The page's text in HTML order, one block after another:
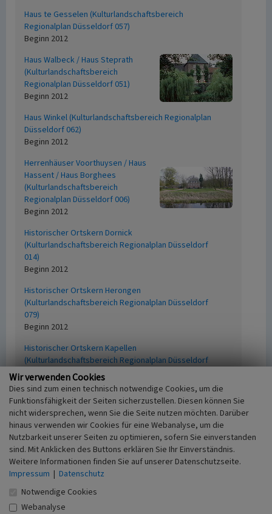
Haus te Gesselen (Kulturlandschaftsbereich
Regionalplan Düsseldorf 057)
Beginn 2012
Haus Walbeck / Haus Steprath
(Kulturlandschaftsbereich
Regionalplan Düsseldorf 051)
Beginn 2012
Haus Winkel (Kulturlandschaftsbereich Regionalplan
Düsseldorf 062)
Beginn 2012
Herrenhäuser Voorthuysen / Haus
Hassent / Haus Borghees
(Kulturlandschaftsbereich
Regionalplan Düsseldorf 006)
Beginn 2012
Historischer Ortskern Dornick
(Kulturlandschaftsbereich Regionalplan Düsseldorf
014)
Beginn 2012
Historischer Ortskern Herongen
(Kulturlandschaftsbereich Regionalplan Düsseldorf
079)
Beginn 2012
Historischer Ortskern Kapellen
(Kulturlandschaftsbereich Regionalplan Düsseldorf
061)
Beginn 2012
Historischer Ortskern Kellen
(Kulturlandschaftsbereich Regionalplan Düsseldorf
034)
Beginn 2012
Historischer Ortskern Straelen
(Kulturlandschaftsbereich Regionalplan Düsseldorf
054)
Beginn 2012
Wir verwenden Cookies
Dies sind zum einen technisch notwendige Cookies, um die
Funktionsfähigkeit der Seiten sicherzustellen. Diesen können Sie
nicht widersprechen, wenn Sie die Seite nutzen möchten. Darüber
hinaus verwenden wir Cookies für eine Webanalyse, um die
Nutzbarkeit unserer Seiten zu optimieren, sofern Sie einverstanden
sind. Mit Anklicken des Buttons erklären Sie Ihr Einverständnis.
Weitere Informationen finden Sie auf unserer Datenschutzseite.
Impressum | Datenschutz
Notwendige Cookies
Webanalyse